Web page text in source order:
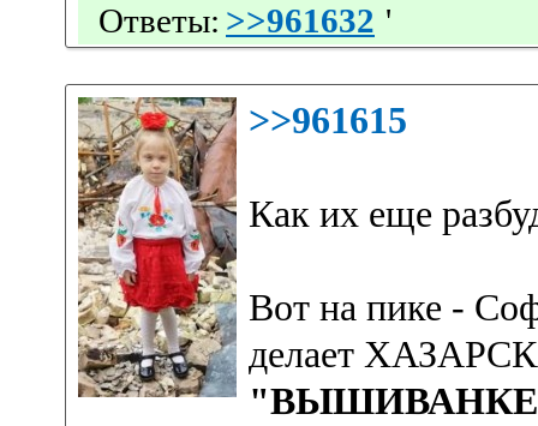
Ответы: >>961632 '
>>961615
Как их еще
Вот на пике -
делает